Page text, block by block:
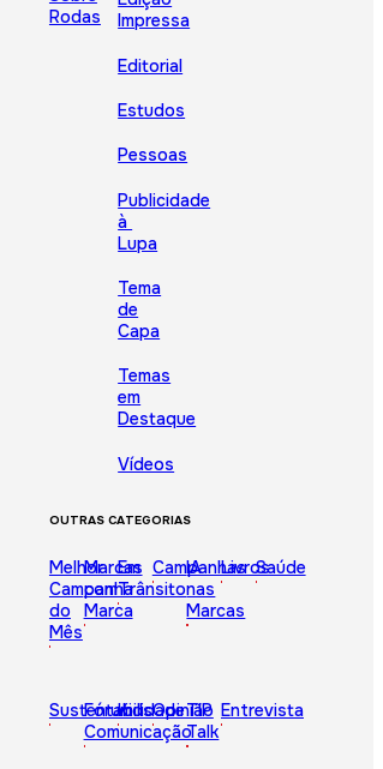
Rodas
Impressa
Editorial
Estudos
Pessoas
Publicidade
à
Lupa
Tema
de
Capa
Temas
em
Destaque
Vídeos
OUTRAS CATEGORIAS
Melhor
Campanha
do
Mês
Marcas
com
Marca
Em
Trânsito
Campanhas
IA
nas
Marcas
LivrosSaúde
Sustentabilidade
Fórum
Comunicação
KidsOpinião
TIP
Talk
Entrevista